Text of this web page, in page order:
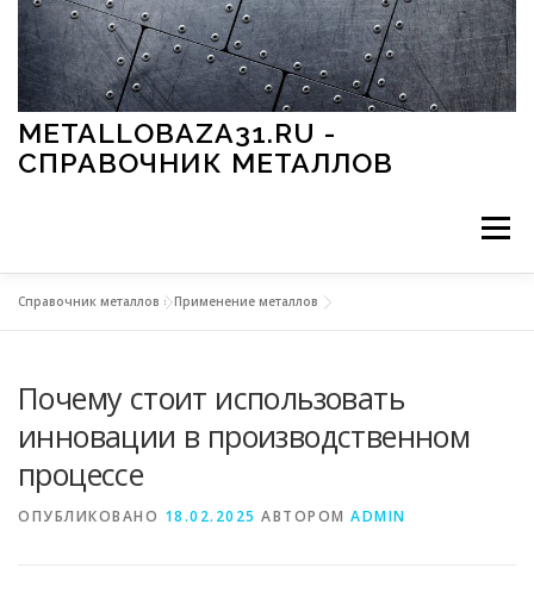
Перейти к содержимому
METALLOBAZA31.RU -
СПРАВОЧНИК МЕТАЛЛОВ
Меню
МЕТАЛЛЫ И ОКРУЖАЮЩАЯ СРЕДА
ПРИМЕНЕНИЕ МЕТАЛЛОВ
Справочник металлов »Применение металлов
Почему стоит использовать
инновации в производственном
процессе
ОПУБЛИКОВАНО 18.02.2025 АВТОРОМ ADMIN